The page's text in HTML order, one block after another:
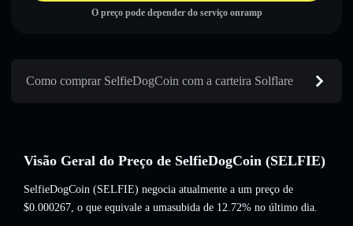
O preço pode depender do serviço onramp
Como comprar SelfieDogCoin com a carteira Solflare
Visão Geral do Preço de SelfieDogCoin (SELFIE)
SelfieDogCoin (SELFIE) negocia atualmente a um preço de
$0.000267, o que equivale a umasubida de 12.72% no último dia.